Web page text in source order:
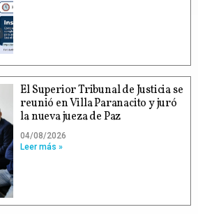
El Superior Tribunal de Justicia se
reunió en Villa Paranacito y juró
la nueva jueza de Paz
04/08/2026
Leer más »